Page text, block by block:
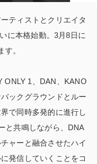
ティストとクリエイタ
に本格始動。3月8日に
。
ONLY 1、DAN、KANO
ックグラウンドとルー
で同時多発的に進行し
と共鳴しながら、DNA
ャーと融合させたハイ
発信していくことをコ